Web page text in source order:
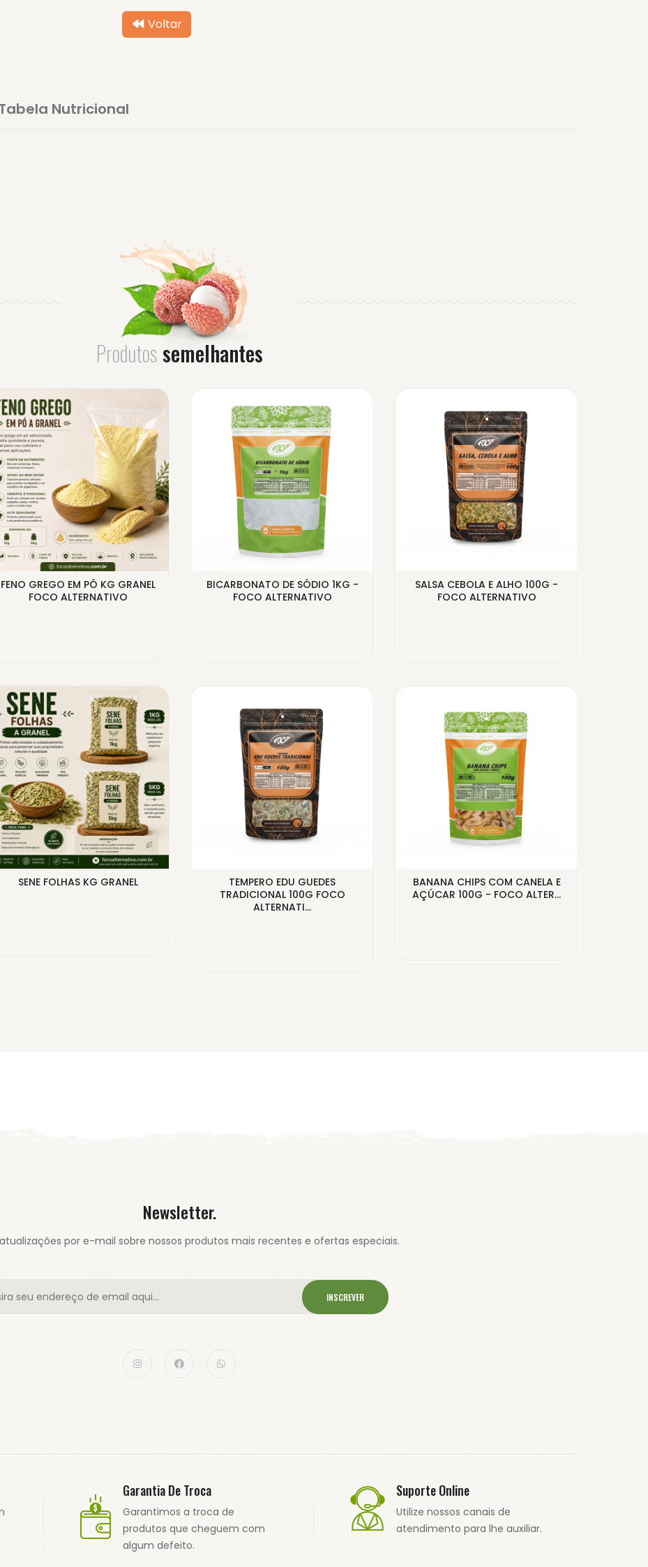
Voltar
Nutricional
Produtossemelhantes
FENO GREGO EM PÓ KG GRANEL
FOCO ALTERNATIVO
SENE FOLHAS KG GRANEL
BICARBONATO DE SÓDIO 1KG -
FOCO ALTERNATIVO
TEMPERO EDU GUEDES
TRADICIONAL 100G FOCO
ALTERNATI...
SALSA CEBOLA E ALHO 100G -
FOCO ALTERNATIVO
BANANA CHIPS COM CANELA E
AÇÚCAR 100G - FOCO ALTER...
Newsletter.
por e-mail sobre nossos produtos mais recentes e ofertas especiais.
INSCREVER
Garantia De Troca
Garantimos a troca de
produtos que cheguem com
algum defeito.
Suporte Online
Utilize nossos canais de
atendimento para lhe auxiliar.